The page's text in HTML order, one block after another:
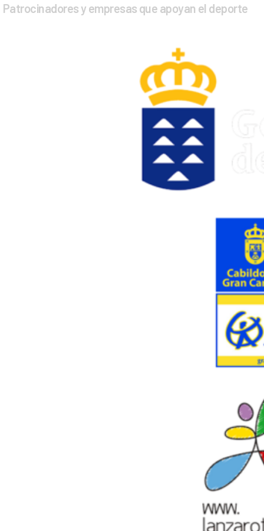
Patrocinadores y empresas que apoyan el deporte